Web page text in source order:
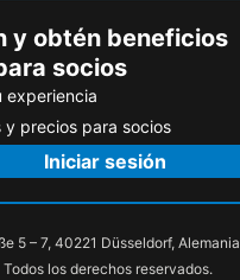
y obtén beneficios
socios
experiencia
precios para socios
Iniciar sesión
5 – 7, 40221 Düsseldorf, Alemania
los derechos reservados.